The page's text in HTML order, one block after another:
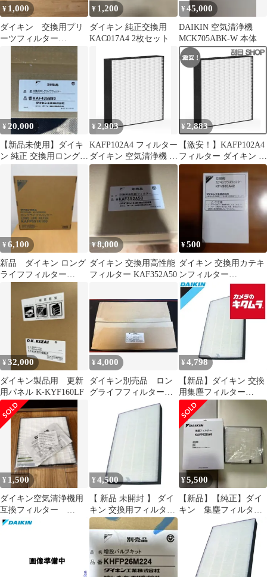
¥ 1,000
ダイキン 交換用プリ
ーツフィルター
¥ 1,200
ダイキン 純正交換用
KAC017A4 2枚セット
¥45,000
DAIKIN 空気清浄機
MCK705ABK-W 本体
¥20,000
【新品未使用】ダイキ
ン 純正 交換用ロングラ
KAF435B80
¥2,903
KAFP102A4 フィルター
ダイキン 空気清浄機 交
換 フィルターack70z
気清浄機 フィルター
mck70yks mck70y 集じ
んフィルター フィルタ
ーセット 加湿空気清浄
機 フィルター 互換品
¥ 2,883
【激安！】KAFP102A4
フィルター ダイキン 空
気清浄機 交換フィルタ
ーack70z mck704a
mck70y 加湿空気清浄機
フィルター mck70yks
mck70y 集じんフィルタ
ー フィルターセット 加
ー 互換品
¥6,100
新品 ダイキン ロング
ライフフィルター
ト売り
¥8,000
ダイキン 交換用高性能
フィルター KAF352A50
¥500
ダイキン 交換用カテキ
ンフィルター
KFV985A42
¥32,000
ダイキン製品用 更新
用パネル K-KYF160LF
¥4,000
ダイキン別売品 ロン
グライフフィルター
¥ 4,798
【新品】ダイキン 交換
用集塵フィルター
KAFP017B4 《納期約２
－３週間》
¥ 1,500
ダイキン空気清浄機用
互換フィルター
KAFP102A4
¥ 4,500
【 新品 未開封 】 ダイ
キン 交換用フィルタ
KAFP017B4 未使用 送
料無料
¥5,500
【新品】【純正】ダイ
キン 集塵フィルタ
ー KAFP102A4